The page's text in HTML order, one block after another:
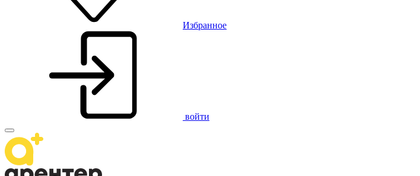
Избранное
войти